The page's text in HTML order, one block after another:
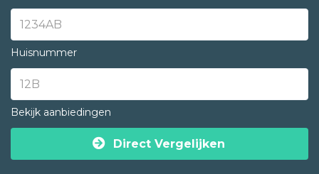
Huisnummer
Bekijk aanbiedingen
Direct Vergelijken